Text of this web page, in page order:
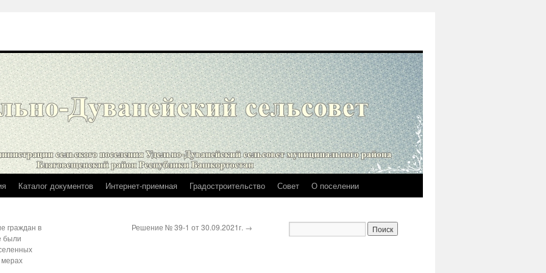
Каталог документов Интернет-приемная Градостроительство Совет О поселении
граждан в
были
мерах
Решение № 39-1 от 30.09.2021г. →